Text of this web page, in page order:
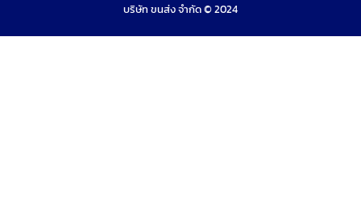
บริษัท ขนส่ง จำกัด © 2024